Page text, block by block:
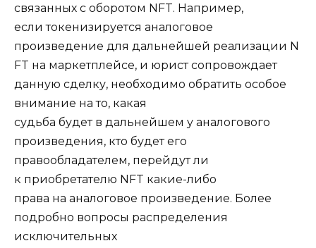
связанных с оборотом NFT. Например,
если токенизируется аналоговое
произведение для дальнейшей реализации N
FT на маркетплейсе, и юрист сопровождает
данную сделку, необходимо обратить особое
внимание на то, какая
судьба будет в дальнейшем у аналогового
произведения, кто будет его
правообладателем, перейдут ли
к приобретателю NFT какие-либо
права на аналоговое произведение. Более
подробно вопросы распределения
исключительных